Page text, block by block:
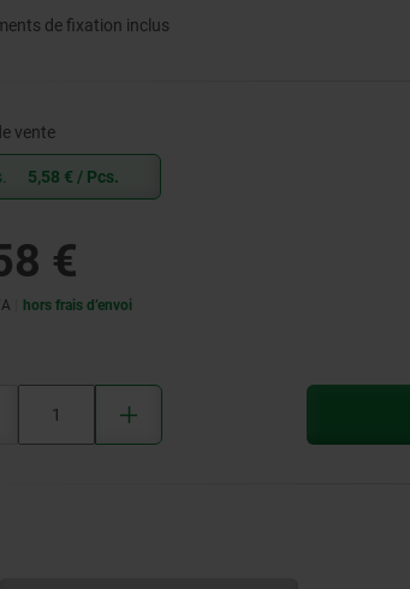
de fixation inclus
vente
5,58 € / Pcs.
€
hors frais d’envoi